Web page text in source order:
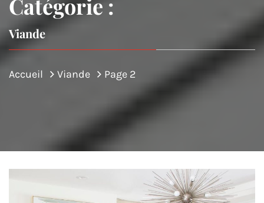
Catégorie :
Viande
Accueil Viande Page 2